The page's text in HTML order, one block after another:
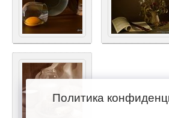
Политика